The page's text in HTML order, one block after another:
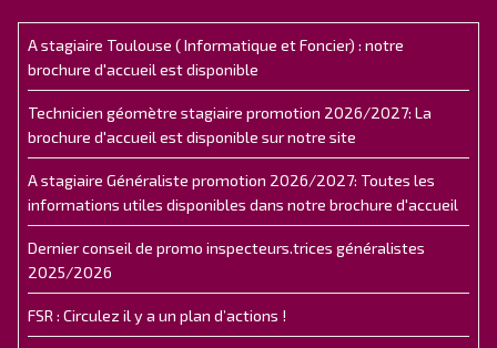
A stagiaire Toulouse ( Informatique et Foncier) : notre
brochure d'accueil est disponible
Technicien géomètre stagiaire promotion 2026/2027: La
brochure d'accueil est disponible sur notre site
A stagiaire Généraliste promotion 2026/2027: Toutes les
informations utiles disponibles dans notre brochure d'accueil
Dernier conseil de promo inspecteurs.trices généralistes
2025/2026
FSR : Circulez il y a un plan d’actions !